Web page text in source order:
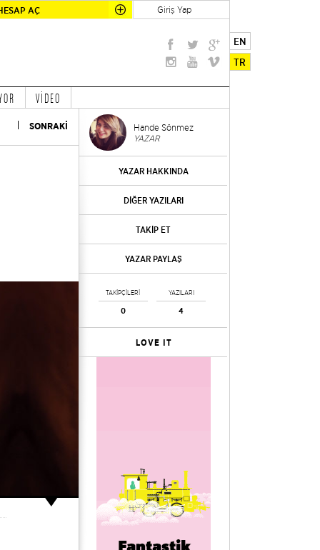
AÇ Giriş Yap
EN
TR
VİDEO
SONRAKİ Hande Sönmez
YAZAR
YAZAR HAKKINDA
DİĞER YAZILARI
TAKİP ET
YAZAR PAYLAŞ
TAKİPÇİLERİ
0
YAZILARI
4
LOVE IT